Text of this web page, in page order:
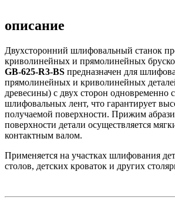
описание
Двухсторонний шлифовальный станок
криволинейных и прямолинейных
GB-625-R3-BS предназначен для
прямолинейных и криволинейных
древесины) с двух сторон одновременно
шлифовальных лент, что гарантирует
получаемой поверхности. Прижим
поверхности детали осуществляется
контактным валом.
Применяется на участках шлифования
столов, детских кроваток и других